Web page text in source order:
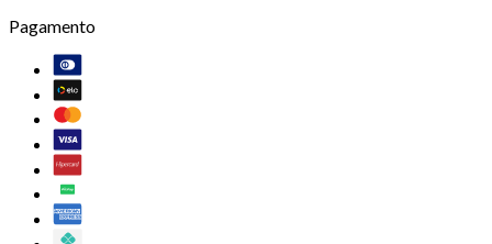
Pagamento